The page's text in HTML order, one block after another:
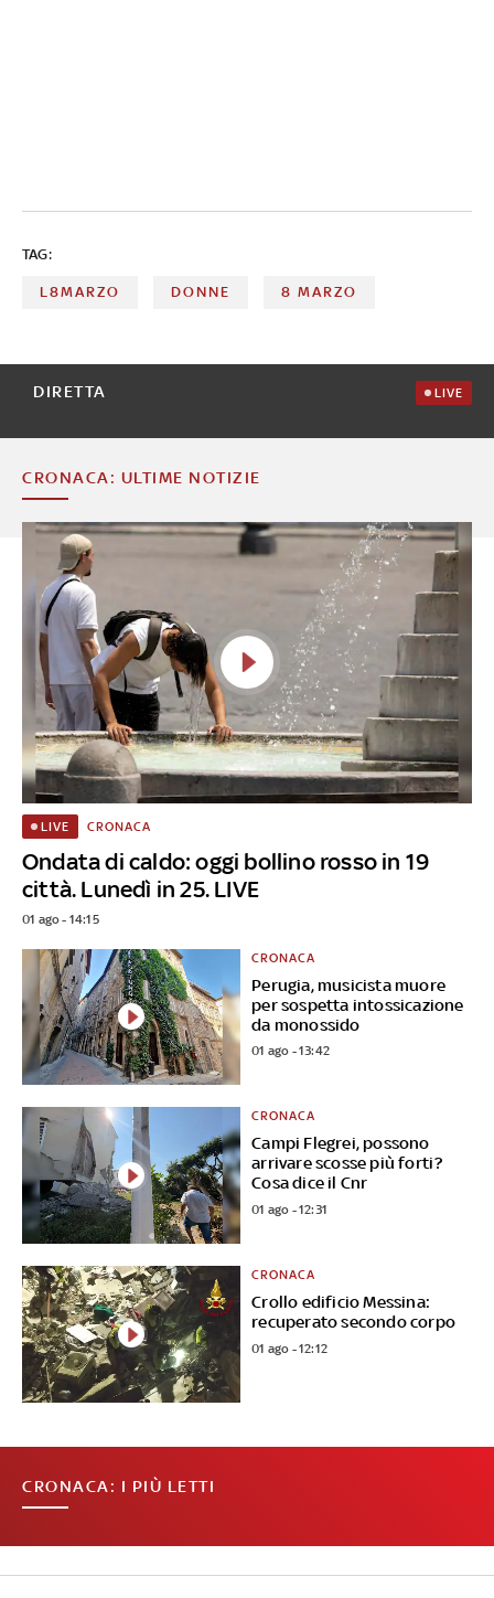
TAG:
L8MARZO DONNE 8 MARZO
DIRETTA LIVE
CRONACA: ULTIME NOTIZIE
Ondata di caldo: oggi bollino rosso in 19
città. Lunedì in 25. LIVE
LIVE CRONACA
01 ago - 14:15
Perugia, musicista muore
per sospetta intossicazione
da monossido
CRONACA
01 ago - 13:42
Campi Flegrei, possono
arrivare scosse più forti?
Cosa dice il Cnr
CRONACA
01 ago - 12:31
Crollo edificio Messina:
recuperato secondo corpo
CRONACA
01 ago - 12:12
CRONACA: I PIÙ LETTI